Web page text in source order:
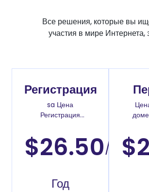
Все решения, которые вы
участия в мире Интернета,
Регистрация
sa Цена
Регистрация
$26.50/
Год